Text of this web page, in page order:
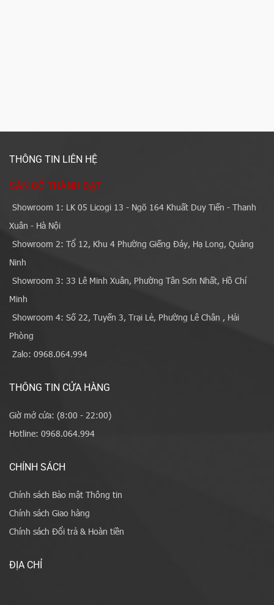
THÔNG TIN LIÊN HỆ
SÀN GỖ THÀNH ĐẠT
Showroom 1: LK 05 Licogi 13 - Ngõ 164 Khuất Duy Tiến - Thanh
Xuân - Hà Nội
Showroom 2: Tổ 12, Khu 4 Phường Giếng Đáy, Hạ Long, Quảng
Ninh
Showroom 3: 33 Lê Minh Xuân, Phường Tân Sơn Nhất, Hồ Chí
Minh
Showroom 4: Số 22, Tuyến 3, Trại Lẻ, Phường Lê Chân , Hải
Phòng
Zalo: 0968.064.994
THÔNG TIN CỬA HÀNG
Giờ mở cửa: (8:00 - 22:00)
Hotline: 0968.064.994
CHÍNH SÁCH
Chính sách Bảo mật Thông tin
Chính sách Giao hàng
Chính sách Đổi trả & Hoàn tiền
ĐỊA CHỈ